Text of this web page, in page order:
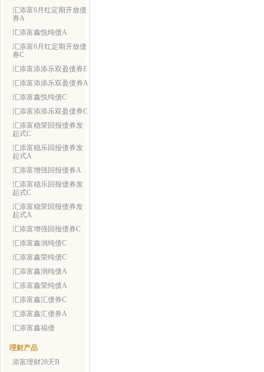
汇添富6月红定期开放债
券A
汇添富鑫悦纯债A
汇添富6月红定期开放债
券C
汇添富添添乐双盈债券E
汇添富添添乐双盈债券A
汇添富鑫悦纯债C
汇添富添添乐双盈债券C
汇添富稳荣回报债券发
起式C
汇添富稳乐回报债券发
起式A
汇添富增强回报债券A
汇添富稳乐回报债券发
起式C
汇添富稳荣回报债券发
起式A
汇添富增强回报债券C
汇添富鑫润纯债C
汇添富鑫荣纯债C
汇添富鑫润纯债A
汇添富鑫荣纯债A
汇添富鑫汇债券C
汇添富鑫汇债券A
汇添富鑫福债
理财产品
添富理财28天B